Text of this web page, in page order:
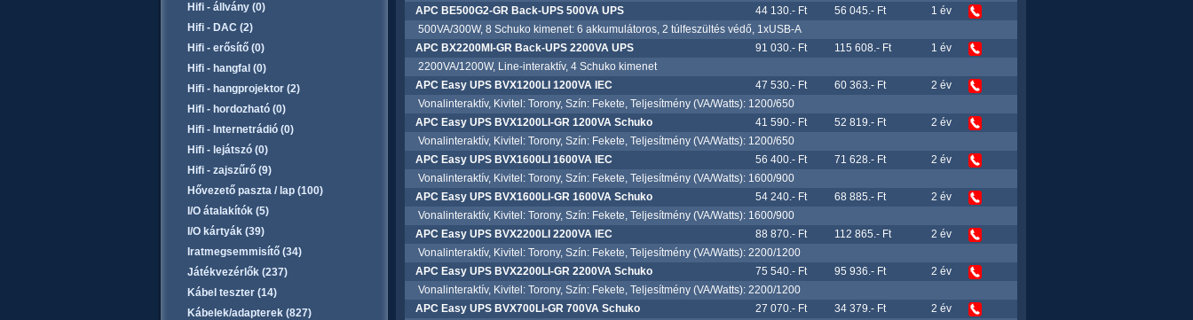
Hifi - állvány (0)
Hifi - DAC (2)
Hifi - erősítő (0)
Hifi - hangfal (0)
Hifi - hangprojektor (2)
Hifi - hordozható (0)
Hifi - Internetrádió (0)
Hifi - lejátszó (0)
Hifi - zajszűrő (9)
Hővezető paszta / lap (100)
I/O átalakítók (5)
I/O kártyák (39)
Iratmegsemmisítő (34)
Játékvezérlők (237)
Kábel teszter (14)
Kábelek/adapterek (827)
APC BE500G2-GR Back-UPS 500VA UPS
44 130.- Ft 56 045.- Ft
1 év
500VA/300W, 8 Schuko kimenet: 6 akkumulátoros, 2 túlfeszültés védő, 1xUSB-A
APC BX2200MI-GR Back-UPS 2200VA UPS
91 030.- Ft 115 608.- Ft
1 év
2200VA/1200W, Line-interaktív, 4 Schuko kimenet
APC Easy UPS BVX1200LI 1200VA IEC
47 530.- Ft 60 363.- Ft
2 év
Vonalinteraktív, Kivitel: Torony, Szín: Fekete, Teljesítmény (VA/Watts): 1200/650
APC Easy UPS BVX1200LI-GR 1200VA Schuko
41 590.- Ft 52 819.- Ft
2 év
Vonalinteraktív, Kivitel: Torony, Szín: Fekete, Teljesítmény (VA/Watts): 1200/650
APC Easy UPS BVX1600LI 1600VA IEC
56 400.- Ft 71 628.- Ft
2 év
Vonalinteraktív, Kivitel: Torony, Szín: Fekete, Teljesítmény (VA/Watts): 1600/900
APC Easy UPS BVX1600LI-GR 1600VA Schuko
54 240.- Ft 68 885.- Ft
2 év
Vonalinteraktív, Kivitel: Torony, Szín: Fekete, Teljesítmény (VA/Watts): 1600/900
APC Easy UPS BVX2200LI 2200VA IEC
88 870.- Ft 112 865.- Ft
2 év
Vonalinteraktív, Kivitel: Torony, Szín: Fekete, Teljesítmény (VA/Watts): 2200/1200
APC Easy UPS BVX2200LI-GR 2200VA Schuko
75 540.- Ft 95 936.- Ft
2 év
Vonalinteraktív, Kivitel: Torony, Szín: Fekete, Teljesítmény (VA/Watts): 2200/1200
APC Easy UPS BVX700LI-GR 700VA Schuko
27 070.- Ft 34 379.- Ft
2 év